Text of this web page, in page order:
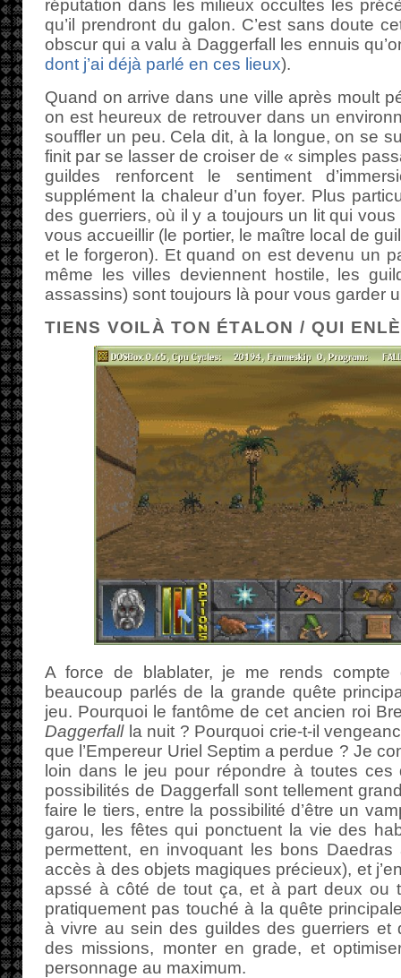
réputation dans les milieux occultes les
qu’il prendront du galon. C’est sans doute
obscur qui a valu à Daggerfall les ennuis
dont j’ai déjà parlé en ces lieux).
Quand on arrive dans une ville après moult
on est heureux de retrouver dans un
souffler un peu. Cela dit, à la longue, on se
finit par se lasser de croiser de « simples
guildes renforcent le sentiment
supplément la chaleur d’un foyer. Plus
des guerriers, où il y a toujours un lit qui
vous accueillir (le portier, le maître local de
et le forgeron). Et quand on est devenu un
même les villes deviennent hostile, les
assassins) sont toujours là pour vous garder
TIENS VOILÀ TON ÉTALON / QUI
A force de blablater, je me rends
beaucoup parlés de la grande quête
jeu. Pourquoi le fantôme de cet ancien roi
Daggerfallla nuit ? Pourquoi crie-t-il
que l’Empereur Uriel Septim a perdue ? Je
loin dans le jeu pour répondre à toutes ces
possibilités de Daggerfall sont tellement
faire le tiers, entre la possibilité d’être un
garou, les fêtes qui ponctuent la vie des
permettent, en invoquant les bons Daedras
accès à des objets magiques précieux), et
apssé à côté de tout ça, et à part deux ou
pratiquement pas touché à la quête
à vivre au sein des guildes des guerriers et
des missions, monter en grade, et
personnage au maximum.